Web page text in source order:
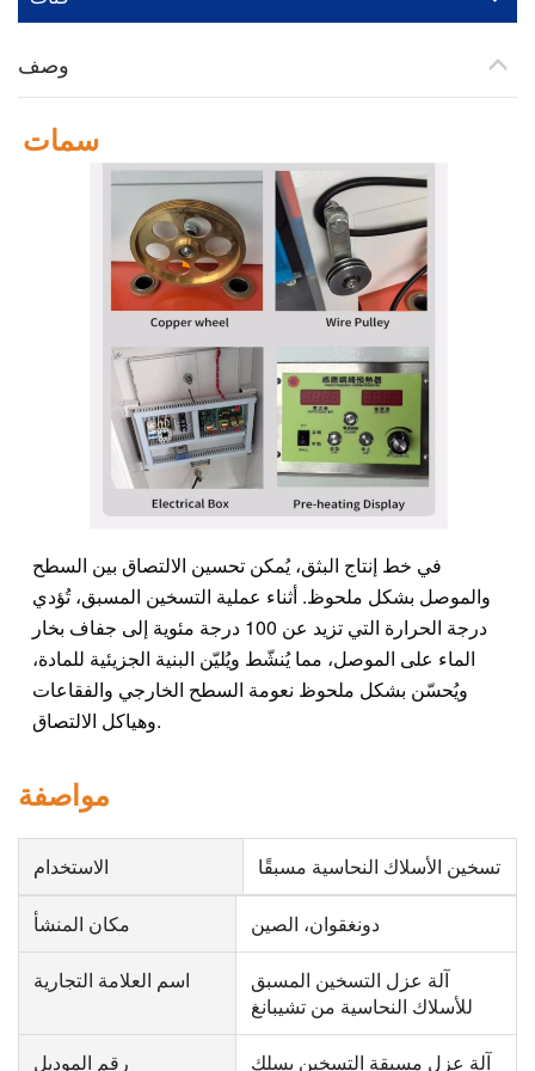
وصف
سمات
في خط إنتاج البثق، يُمكن تحسين الالتصاق بين السطح
والموصل بشكل ملحوظ. أثناء عملية التسخين المسبق، تُؤدي
درجة الحرارة التي تزيد عن 100 درجة مئوية إلى جفاف بخار
الماء على الموصل، مما يُنشّط ويُليّن البنية الجزيئية للمادة،
ويُحسّن بشكل ملحوظ نعومة السطح الخارجي والفقاعات
وهياكل الالتصاق.
مواصفة
الاستخدام تسخين الأسلاك النحاسية مسبقًا
مكان المنشأ دونغقوان، الصين
اسم العلامة التجارية
آلة عزل التسخين المسبق
للأسلاك النحاسية من تشيبانغ
رقم الموديل آلة عزل مسبقة التسخين بسلك